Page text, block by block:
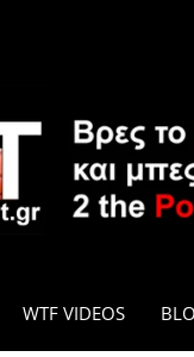
WTF VIDEOS